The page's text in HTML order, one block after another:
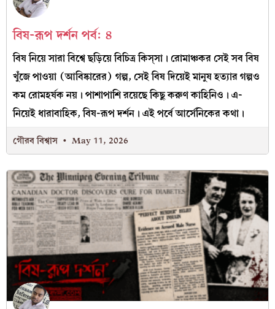
বিষ-রূপ দর্শন পর্ব: ৪
বিষ নিয়ে সারা বিশ্বে ছড়িয়ে বিচিত্র কিস্‌সা। রোমাঞ্চকর সেই সব বিষ
খুঁজে পাওয়া (আবিষ্কারের) গল্প, সেই বিষ দিয়েই মানুষ হত্যার গল্পও
কম রোমহর্ষক নয়। পাশাপাশি রয়েছে কিছু করুণ কাহিনিও। এ-
নিয়েই ধারাবাহিক, বিষ-রূপ দর্শন। এই পর্বে আর্সেনিকের কথা।
গৌরব বিশ্বাস May 11, 2026